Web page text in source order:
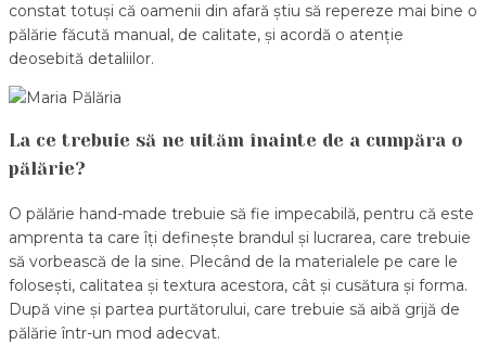
constat totuși că oamenii din afară știu să repereze mai bine o
pălărie făcută manual, de calitate, și acordă o atenție
deosebită detaliilor.
La ce trebuie să ne uităm înainte de a cumpăra o
pălărie?
O pălărie hand-made trebuie să fie impecabilă, pentru că este
amprenta ta care îți definește brandul și lucrarea, care trebuie
să vorbească de la sine. Plecând de la materialele pe care le
folosești, calitatea și textura acestora, cât și cusătura și forma.
După vine și partea purtătorului, care trebuie să aibă grijă de
pălărie într-un mod adecvat.